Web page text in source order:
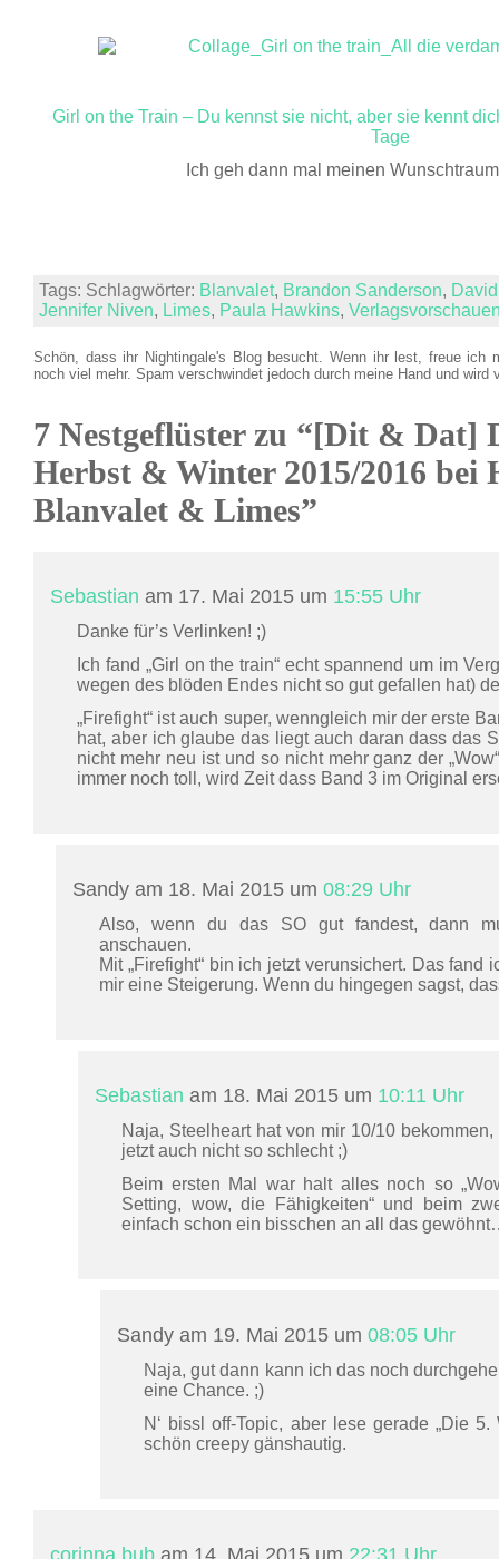
Girl on the Train – Du kennst sie nicht, aber sie kennt
Tage
Ich geh dann mal meinen
Tags: Schlagwörter: Blanvalet, Brandon Sanderson,
Jennifer Niven, Limes, Paula Hawkins,
Schön, dass ihr Nightingale's Blog besucht. Wenn ihr lest, freue ich
noch viel mehr. Spam verschwindet jedoch durch meine Hand und wird
7 Nestgeflüster zu “[Dit & Dat]
Herbst & Winter 2015/2016 bei
Blanvalet & Limes”
Sebastian am 17. Mai 2015 um 15:55 Uhr
Danke für’s Verlinken! ;)
Ich fand „Girl on the train“ echt spannend um im
wegen des blöden Endes nicht so gut gefallen hat)
„Firefight“ ist auch super, wenngleich mir der erste
hat, aber ich glaube das liegt auch daran dass das
nicht mehr neu ist und so nicht mehr ganz der
immer noch toll, wird Zeit dass Band 3 im Original
Sandy am 18. Mai 2015 um 08:29 Uhr
Also, wenn du das SO gut fandest, dann
anschauen.
Mit „Firefight“ bin ich jetzt verunsichert. Das fand
mir eine Steigerung. Wenn du hingegen sagst,
Sebastian am 18. Mai 2015 um 10:11 Uhr
Naja, Steelheart hat von mir 10/10
jetzt auch nicht so schlecht ;)
Beim ersten Mal war halt alles noch so
Setting, wow, die Fähigkeiten“ und beim
einfach schon ein bisschen an all das
Sandy am 19. Mai 2015 um 08:05 Uhr
Naja, gut dann kann ich das noch
eine Chance. ;)
N‘ bissl off-Topic, aber lese gerade „Die
schön creepy gänshautig.
corinna bub am 14. Mai 2015 um 22:31 Uhr